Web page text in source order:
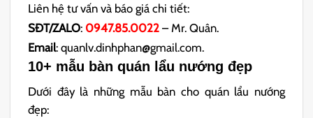
Liên hệ tư vấn và báo giá chi tiết:
SĐT/ZALO: 0947.85.0022 – Mr. Quân.
Email: quanlv.dinhphan@gmail.com.
10+ mẫu bàn quán lẩu nướng đẹp
Dưới đây là những mẫu bàn cho quán lẩu nướng
đẹp: